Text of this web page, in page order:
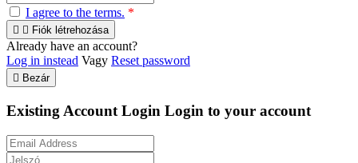
I agree to the terms. *
  Fiók létrehozása
Already have an account?
Log in instead Vagy Reset password
 Bezár
Existing Account Login Login to your account